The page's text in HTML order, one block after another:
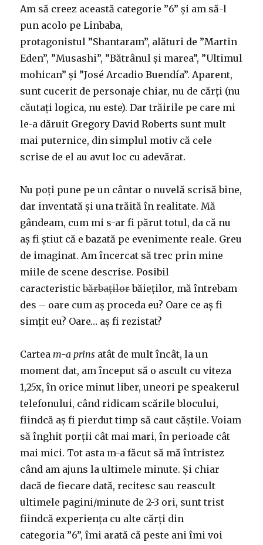
Am să creez această categorie ”6” și am să-l
pun acolo pe Linbaba,
protagonistul ”Shantaram”, alături de ”Martin
Eden”, ”Musashi”, ”Bătrânul și marea”, ”Ultimul
mohican” și ”José Arcadio Buendía”. Aparent,
sunt cucerit de personaje chiar, nu de cărți (nu
căutați logica, nu este). Dar trăirile pe care mi
le-a dăruit Gregory David Roberts sunt mult
mai puternice, din simplul motiv că cele
scrise de el au avut loc cu adevărat.
Nu poți pune pe un cântar o nuvelă scrisă bine,
dar inventată și una trăită în realitate. Mă
gândeam, cum mi s-ar fi părut totul, da că nu
aș fi știut că e bazată pe evenimente reale. Greu
de imaginat. Am încercat să trec prin mine
miile de scene descrise. Posibil
caracteristicbărbațilorbăieților, mă întrebam
des – oare cum aș proceda eu? Oare ce aș fi
simțit eu? Oare… aș fi rezistat?
Carteam-a prins atât de mult încât, la un
moment dat, am început să o ascult cu viteza
1,25x, în orice minut liber, uneori pe speakerul
telefonului, când ridicam scările blocului,
fiindcă aș fi pierdut timp să caut căștile. Voiam
să înghit porții cât mai mari, în perioade cât
mai mici. Tot asta m-a făcut să mă întristez
când am ajuns la ultimele minute. Și chiar
dacă de fiecare dată, recitesc sau reascult
ultimele pagini/minute de 2-3 ori, sunt trist
fiindcă experiența cu alte cărți din
categoria ”6”, îmi arată că peste ani îmi voi